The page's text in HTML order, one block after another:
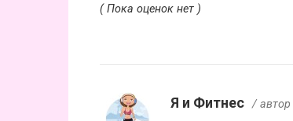
( Пока оценок нет )
Я и Фитнес / автор